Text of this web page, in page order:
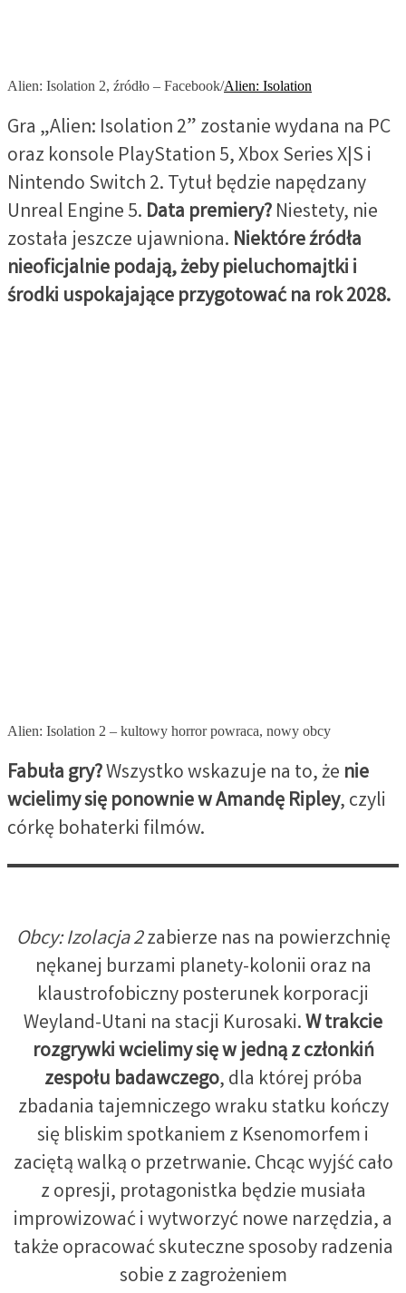
Alien: Isolation 2, źródło – Facebook/Alien: Isolation
Gra „Alien: Isolation 2” zostanie wydana na PC
oraz konsole PlayStation 5, Xbox Series X|S i
Nintendo Switch 2. Tytuł będzie napędzany
Unreal Engine 5. Data premiery?Niestety, nie
została jeszcze ujawniona. Niektóre źródła
nieoficjalnie podają, żeby pieluchomajtki i
środki uspokajające przygotować na rok 2028.
Alien: Isolation 2 – kultowy horror powraca, nowy obcy
Fabuła gry?Wszystko wskazuje na to, że nie
wcielimy się ponownie w Amandę Ripley, czyli
córkę bohaterki filmów.
Obcy: Izolacja 2zabierze nas na powierzchnię
nękanej burzami planety-kolonii oraz na
klaustrofobiczny posterunek korporacji
Weyland-Utani na stacji Kurosaki.W trakcie
rozgrywki wcielimy się w jedną z członkiń
zespołu badawczego, dla której próba
zbadania tajemniczego wraku statku kończy
się bliskim spotkaniem z Ksenomorfem i
zaciętą walką o przetrwanie. Chcąc wyjść cało
z opresji, protagonistka będzie musiała
improwizować i wytworzyć nowe narzędzia, a
także opracować skuteczne sposoby radzenia
sobie z zagrożeniem